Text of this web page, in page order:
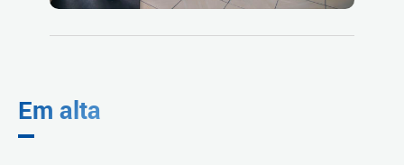
Em alta